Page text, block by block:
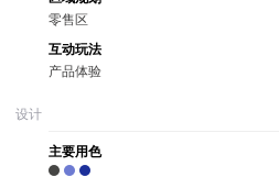
零售区
互动玩法
产品体验
设计
主要用色